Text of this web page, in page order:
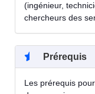
(ingénieur,
chercheurs des
Prérequis
Les prérequis